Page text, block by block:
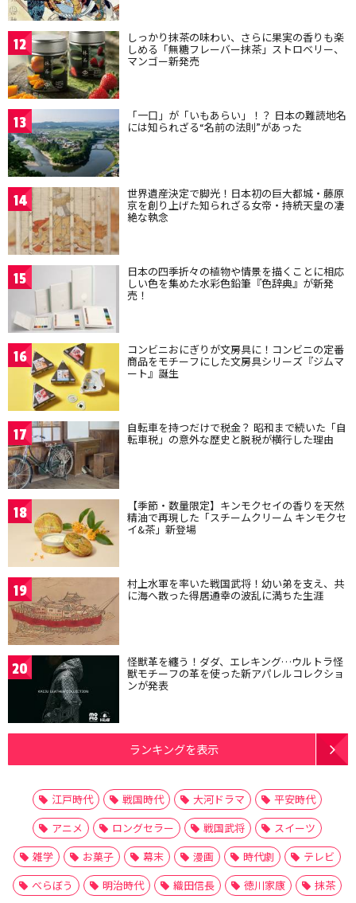
12 しっかり抹茶の味わい、さらに果実の香りも楽
しめる「無糖フレーバー抹茶」ストロベリー、
マンゴー新発売
13 「一口」が「いもあらい」！？ 日本の難読地名
には知られざる“名前の法則”があった
14 世界遺産決定で脚光！日本初の巨大都城・藤原
京を創り上げた知られざる女帝・持統天皇の凄
絶な執念
15 日本の四季折々の植物や情景を描くことに相応
しい色を集めた水彩色鉛筆『色辞典』が新発
売！
16 コンビニおにぎりが文房具に！コンビニの定番
商品をモチーフにした文房具シリーズ『ジムマ
ート』誕生
17 自転車を持つだけで税金？ 昭和まで続いた「自
転車税」の意外な歴史と脱税が横行した理由
18 【季節・数量限定】キンモクセイの香りを天然
精油で再現した「スチームクリーム キンモクセ
イ&茶」新登場
19 村上水軍を率いた戦国武将！幼い弟を支え、共
に海へ散った得居通幸の波乱に満ちた生涯
20 怪獣革を纏う！ダダ、エレキング…ウルトラ怪
獣モチーフの革を使った新アパレルコレクショ
ンが発表
ランキングを表示
江戸時代 戦国時代 大河ドラマ
平安時代
アニメ
ロングセラー 戦国武将
スイーツ
雑学
お菓子 幕末 漫画 時代劇
テレビ
べらぼう
明治時代 織田信長 徳川家康
抹茶